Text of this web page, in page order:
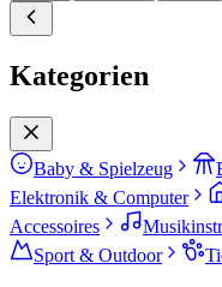
Kategorien
Baby & Spielzeug
Elektronik & Computer
Accessoires
Sport & Outdoor